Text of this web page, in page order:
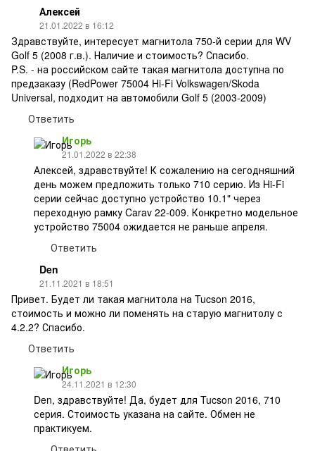
Алексей
21.01.2022 в 16:12
Здравствуйте, интересует магнитола 750-й серии для WV
Golf 5 (2008 г.в.). Наличие и стоимость? Спасибо.
P.S. - на российском сайте такая магнитола доступна по
предзаказу (RedPower 75004 Hi-Fi Volkswagen/Skoda
Universal, подходит на автомобили Golf 5 (2003-2009)
Ответить
Игорь
21.01.2022 в 22:38
Алексей, здравствуйте! К сожалению на сегодняшний
день можем предложить только 710 серию. Из Hi-Fi
серии сейчас доступно устройство 10.1" через
переходную рамку Carav 22-009. Конкретно модельное
устройство 75004 ожидается не раньше апреля.
Ответить
Den
21.11.2021 в 18:51
Привет. Будет ли такая магнитола на Tucson 2016,
стоимость и можно ли поменять на старую магнитолу с
4.2.2? Спасибо.
Ответить
Игорь
24.11.2021 в 12:30
Den, здравствуйте! Да, будет для Tucson 2016, 710
серия. Стоимость указана на сайте. Обмен не
практикуем.